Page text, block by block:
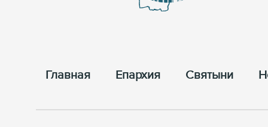
Главная Епархия Cвятыни